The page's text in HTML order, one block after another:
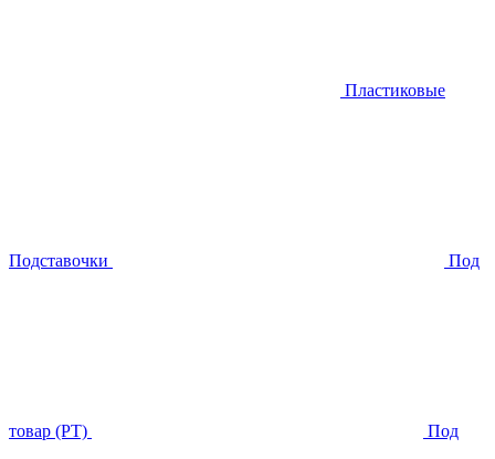
Пластиковые
Подставочки Под
товар (PT) Под